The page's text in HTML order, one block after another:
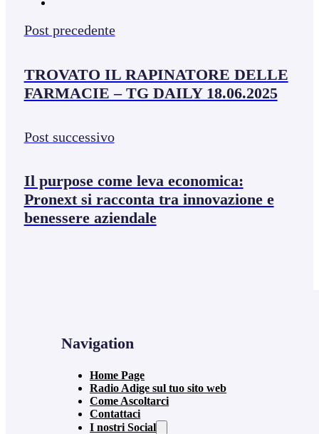
Post precedente
TROVATO IL RAPINATORE DELLE
FARMACIE – TG DAILY 18.06.2025
Post successivo
Il purpose come leva economica:
Pronext si racconta tra innovazione e
benessere aziendale
Navigation
Home Page
Radio Adige sul tuo sito web
Come Ascoltarci
Contattaci
I nostri Social